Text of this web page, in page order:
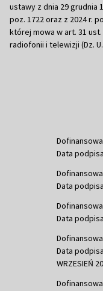
ustawy z dnia 29 grudnia
poz. 1722 oraz z 2024 r.
której mowa w art. 31
radiofonii i telewizji (Dz.
Data
Data
Data
Data
WRZESIEŃ